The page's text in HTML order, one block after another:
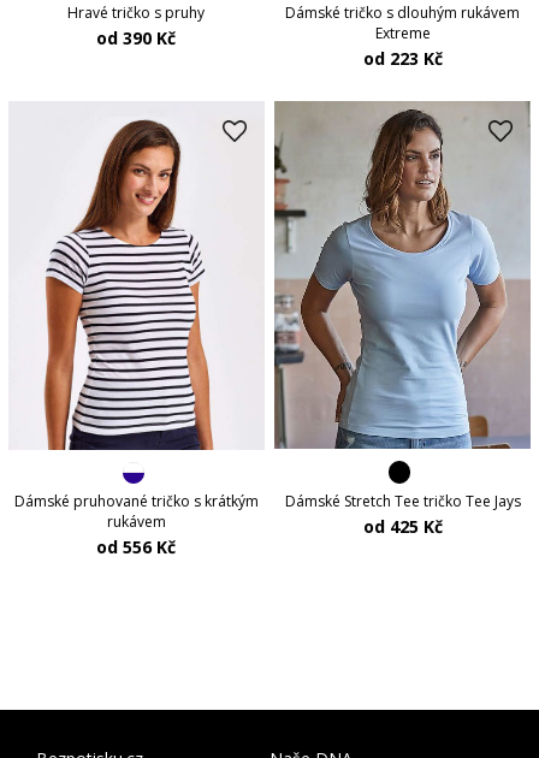
Hravé tričko s pruhy
od 390 Kč
Dámské tričko s dlouhým rukávem
Extreme
od 223 Kč
Dámské pruhované tričko s krátkým
rukávem
od 556 Kč
Dámské Stretch Tee tričko Tee Jays
od 425 Kč